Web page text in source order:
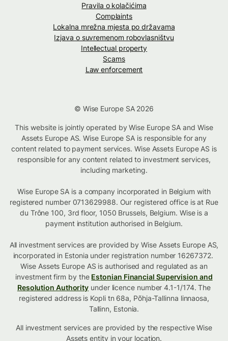
Pravila o kolačićima
Complaints
Lokalna mrežna mjesta po državama
Izjava o suvremenom robovlasništvu
Intellectual property
Scams
Law enforcement
© Wise Europe SA 2026
This website is jointly operated by Wise Europe SA and Wise
Assets Europe AS. Wise Europe SA is responsible for any
content related to payment services. Wise Assets Europe AS is
responsible for any content related to investment services,
including marketing.
Wise Europe SA is a company incorporated in Belgium with
registered number 0713629988. Our registered office is at Rue
du Trône 100, 3rd floor, 1050 Brussels, Belgium. Wise is a
payment institution authorised in Belgium.
All investment services are provided by Wise Assets Europe AS,
incorporated in Estonia under registration number 16267372.
Wise Assets Europe AS is authorised and regulated as an
investment firm by the Estonian Financial Supervision and
Resolution Authority under licence number 4.1-1/174. The
registered address is Kopli tn 68a, Põhja-Tallinna linnaosa,
Tallinn, Estonia.
All investment services are provided by the respective Wise
Assetsentity in your location.